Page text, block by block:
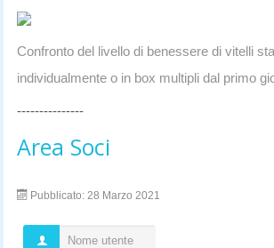
Confronto del livello di benessere di vitelli
individualmente o in box multipli dal primo
---------------
Area Soci
Pubblicato: 28 Marzo 2021